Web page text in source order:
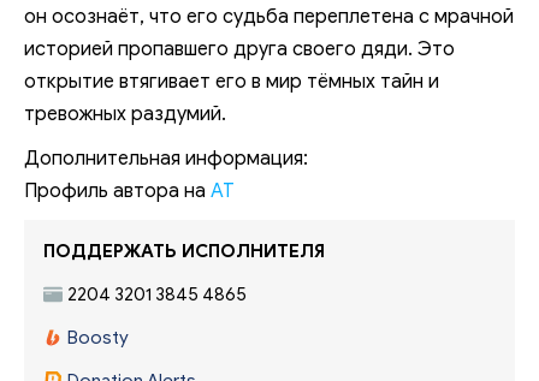
он осознаёт, что его судьба переплетена с мрачной
историей пропавшего друга своего дяди. Это
открытие втягивает его в мир тёмных тайн и
тревожных раздумий.
Дополнительная информация:
Профиль автора на АТ
ПОДДЕРЖАТЬ ИСПОЛНИТЕЛЯ
2204 3201 3845 4865
Boosty